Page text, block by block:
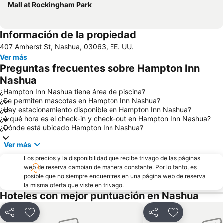
Mall at Rockingham Park
Información de la propiedad
407 Amherst St, Nashua, 03063, EE. UU.
Ver más
Preguntas frecuentes sobre Hampton Inn
Nashua
¿Hampton Inn Nashua tiene área de piscina?
¿Se permiten mascotas en Hampton Inn Nashua?
¿Hay estacionamiento disponible en Hampton Inn Nashua?
¿A qué hora es el check-in y check-out en Hampton Inn Nashua?
¿Dónde está ubicado Hampton Inn Nashua?
Ver más
Los precios y la disponibilidad que recibe trivago de las páginas
web de reserva cambian de manera constante. Por lo tanto, es
posible que no siempre encuentres en una página web de reserva
la misma oferta que viste en trivago.
Hoteles con mejor puntuación en Nashua
CompartirAgregar a favoritos CompartirAgregar a